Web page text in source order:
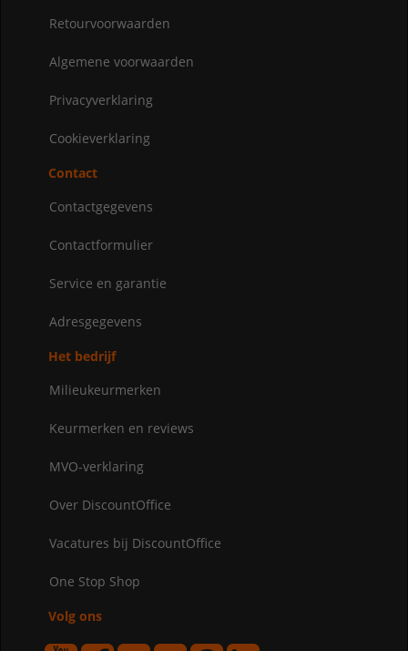
Retourvoorwaarden
Algemene voorwaarden
Privacyverklaring
Cookieverklaring
Contact
Contactgegevens
Contactformulier
Service en garantie
Adresgegevens
Het bedrijf
Milieukeurmerken
Keurmerken en reviews
MVO-verklaring
Over DiscountOffice
Vacatures bij DiscountOffice
One Stop Shop
Volg ons